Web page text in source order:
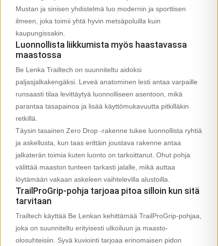
Mustan ja sinisen yhdistelmä luo modernin ja sporttisen
ilmeen, joka toimii yhtä hyvin metsäpoluilla kuin
kaupungissakin.
Luonnollista liikkumista myös haastavassa
maastossa
Be Lenka Trailtech on suunniteltu aidoksi
paljasjalkakengäksi. Leveä anatominen lesti antaa varpaille
runsaasti tilaa levittäytyä luonnolliseen asentoon, mikä
parantaa tasapainoa ja lisää käyttömukavuutta pitkilläkin
retkillä.
Täysin tasainen Zero Drop -rakenne tukee luonnollista ryhtiä
ja askellusta, kun taas erittäin joustava rakenne antaa
jalkaterän toimia kuten luonto on tarkoittanut. Ohut pohja
välittää maaston tunteen tarkasti jalalle, mikä auttaa
löytämään vakaan askeleen vaihtelevilla alustoilla.
TrailProGrip-pohja tarjoaa pitoa silloin kun sitä
tarvitaan
Trailtech käyttää Be Lenkan kehittämää TrailProGrip-pohjaa,
joka on suunniteltu erityisesti ulkoiluun ja maasto-
olosuhteisiin. Syvä kuviointi tarjoaa erinomaisen pidon